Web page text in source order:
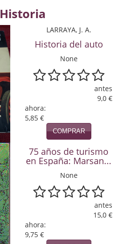
Historia
LARRAYA, J. A.
Historia del auto
None
antes
9,0 €
ahora:
5,85 €
COMPRAR
75 años de turismo
en España: Marsan...
None
antes
15,0 €
ahora:
9,75 €